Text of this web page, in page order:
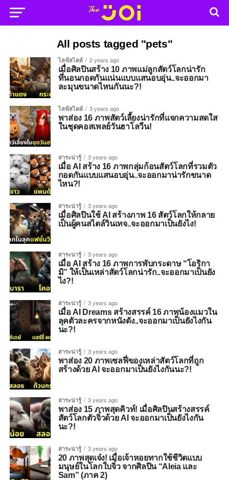
All posts tagged "pets"
ไลฟ์สไตล์ 2 years ago
เมื่อศิลปินสร้าง 10 ภาพแม่ลูกสัตว์โลกน่ารัก
ที่นอนกอดกันแน่นแบบแสนอบอุ่น..จะออกมา
ละมุนขนาดไหนกันนะ?!
ไลฟ์สไตล์ 3 years ago
พาส่อง 16 ภาพสัตว์เลี้ยงน่ารักที่แจกความสดใส
ในชุดคอสเพลย์วันฮาโลวีน!
สาระน่ารู้ 3 years ago
เมื่อ AI สร้าง 16 ภาพกลุ่มก้อนสัตว์โลกที่รวมตัว
กอดกันแบบแสนอบอุ่น..จะออกมาน่ารักขนาด
ไหน?!
สาระน่ารู้ 3 years ago
เมื่อศิลปินใช้ AI สร้างภาพ 16 สัตว์โลกให้กลาย
เป็นผู้คนสไตล์วินเทจ..จะออกมาเป็นยังไง!
สาระน่ารู้ 3 years ago
เมื่อ AI สร้าง 16 ภาพการพับกระดาษ “โอริกา
มิ” ให้เป็นเหล่าสัตว์โลกน่ารัก..จะออกมาเป็นยัง
ไง?!
สาระน่ารู้ 3 years ago
เมื่อ AI Dreams สร้างสรรค์ 16 ภาพน้องแมวใน
ลุคตัวละครจากหนังดัง..จะออกมาเป็นยังไงกัน
นะ?!
สาระน่ารู้ 3 years ago
พาส่อง 20 ภาพเซลฟี่ของเหล่าสัตว์โลกที่ถูก
สร้างด้วย AI จะออกมาเป็นยังไงกันนะ?!
สาระน่ารู้ 3 years ago
พาส่อง 15 ภาพสุดคิวท์! เมื่อศิลปินสร้างสรรค์
สัตว์โลกตัวจิ๋วด้วย AI จะออกมาเป็นยังไงกัน
นะ?!
สาระน่ารู้ 3 years ago
20 ภาพสุดเจ๋ง! เมื่อเจ้าหอยทากใช้ชีวิตแบบ
มนุษย์ในโลกใบจิ๋ว จากศิลปิน “Aleia และ
Sam” (ภาค 2)